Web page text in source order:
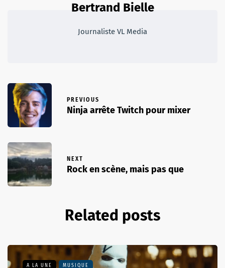
Bertrand Bielle
Journaliste VL Media
PREVIOUS
Ninja arrête Twitch pour mixer
NEXT
Rock en scène, mais pas que
Related posts
A LA UNE MUSIQUE